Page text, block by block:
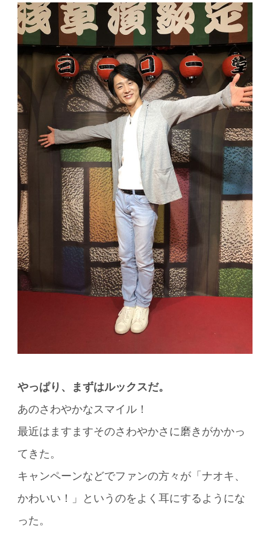
やっぱり、まずはルックスだ。
あのさわやかなスマイル！
最近はますますそのさわやかさに磨きがかかっ
てきた。
キャンペーンなどでファンの方々が「ナオキ、
かわいい！」というのをよく耳にするようにな
った。